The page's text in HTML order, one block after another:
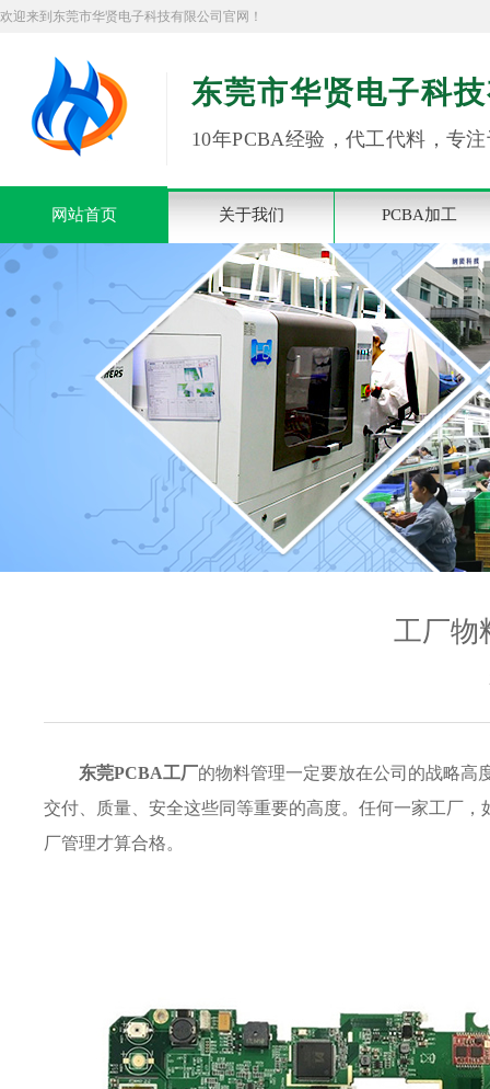
欢迎来到东莞市华贤电子科技有限公司官网！
东莞市华贤电子科
10年PCBA经验，代工代料，专
网站首页 关于我们 PCBA加工
工厂物
东莞PCBA工厂的物料管理一定要放在公司的战略高
交付、质量、安全这些同等重要的高度。任何一家工厂
厂管理才算合格。